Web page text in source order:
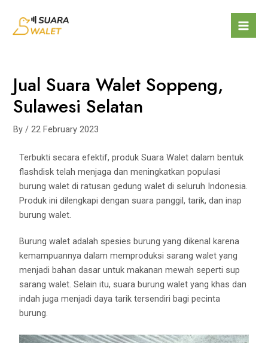
Jual Suara Walet Soppeng,
Sulawesi Selatan
By/22 February 2023
Terbukti secara efektif, produk Suara Walet dalam bentuk
flashdisk telah menjaga dan meningkatkan populasi
burung walet di ratusan gedung walet di seluruh Indonesia.
Produk ini dilengkapi dengan suara panggil, tarik, dan inap
burung walet.
Burung walet adalah spesies burung yang dikenal karena
kemampuannya dalam memproduksi sarang walet yang
menjadi bahan dasar untuk makanan mewah seperti sup
sarang walet. Selain itu, suara burung walet yang khas dan
indah juga menjadi daya tarik tersendiri bagi pecinta
burung.